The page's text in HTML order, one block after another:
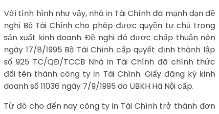
Với tình hình như vậy, nhà in Tài Chính đã mạnh dạn đề
nghị Bộ Tài Chính cho phép được quyền tự chủ trong
sản xuất kinh doanh. Đề nghị đó được chấp thuận nên
ngày 17/8/1995 Bộ Tài Chính cấp quyết định thành lập
số 925 TC/QĐ/TCCB Nhà in Tài Chính đã chính thức
đổi tên thành công ty in Tài Chính. Giấy đăng ký kinh
doanh số 11036 ngày 7/9/1995 do UBKH Hà Nội cấp.
Từ đó cho đến nay công ty in Tài Chính trở thành đơn